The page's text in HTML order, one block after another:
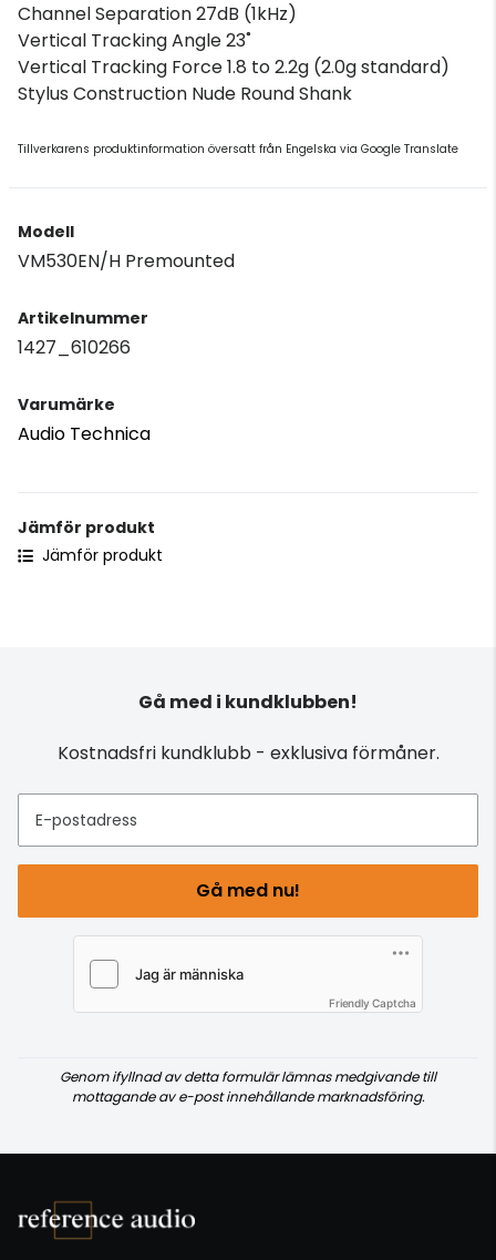
Channel Separation 27dB (1kHz)
Vertical Tracking Angle 23˚
Vertical Tracking Force 1.8 to 2.2g (2.0g standard)
Stylus Construction Nude Round Shank
Tillverkarens produktinformation översatt från Engelska via Google Translate
Modell
VM530EN/H Premounted
Artikelnummer
1427_610266
Varumärke
Audio Technica
Jämför produkt
Jämför produkt
Gå med i kundklubben!
Kostnadsfri kundklubb - exklusiva förmåner.
E-postadress
Gå med nu!
Friendly Captcha
Genom ifyllnad av detta formulär lämnas medgivande till
mottagande av e-post innehållande marknadsföring.